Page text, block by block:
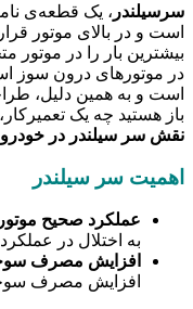
سرسیلندر ، یک قطعه‌‍‌ی
است و در بالای موتور
بیشترین بار را در
در موتورهای درون سوز
است و به همین دلیل،
باز هستید چه یک
نقش سر سیلندر در خودرو
اهمیت سر سیلندر
عملکرد صحیح
به اختلال در
افزایش مصرف
افزایش مصرف